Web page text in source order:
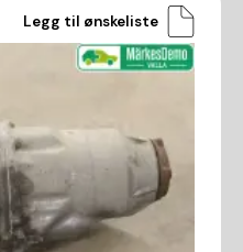
Legg til ønskeliste